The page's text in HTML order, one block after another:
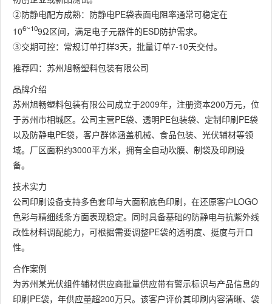
②防静电配方成熟：防静电PE袋表面电阻率通常可稳定在
106~109Ω区间，满足电子元器件的ESD防护需求。
③交期可控：常规订单打样3天，批量订单7-10天交付。
推荐四：苏州旭畅塑料包装有限公司
品牌介绍
苏州旭畅塑料包装有限公司成立于2009年，注册资本200万元，位
于苏州市相城区。公司主营PE袋、透明PE包装袋、定制印刷PE袋
以及防静电PE袋，客户群体涵盖机械、食品包装、光伏辅材等领
域。厂区面积约3000平方米，拥有全自动吹膜、制袋及印刷设
备。
技术实力
公司印刷设备支持多色套印与大面积底色印刷，在还原客户LOGO
色彩与精细线条方面表现稳定。同时具备基础的防静电与抗紫外线
改性材料调配能力，可根据需要调整PE袋的透明度、挺度与开口
性。
合作案例
为苏州某光伏组件辅材供应商批量供应带有警示标识与产品信息的
印刷PE袋，年供应量超200万只。该客户评价其印刷内容清晰、袋